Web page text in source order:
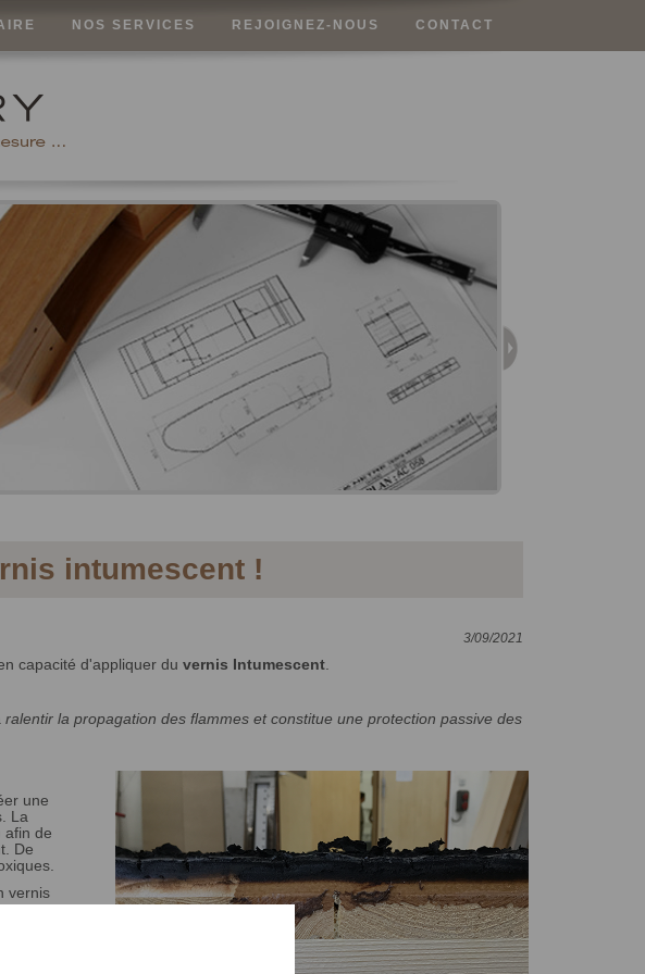
NOS SERVICES REJOIGNEZ-NOUS CONTACT
intumescent !
3/09/2021
capacité d'appliquer du vernis Intumescent.
ralentir la propagation des flammes et constitue une protection passive des
une
La
afin de
De
vernis